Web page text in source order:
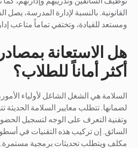
القانونية. بالنسبة لإدارة المدرسة، يصل
ومستعد للقيادة، وتختفي تماماً متاعب
هل الاستعانة
أكثر أماناً للطلاب؟
السلامة هي الشغل الشاغل لأولياء
وتقنية التعرف على الوجه لتسجيل
السائق. إن تركيب هذه التقنيات في
مكلف ويتطلب تحديثات برمجية مستمرة.